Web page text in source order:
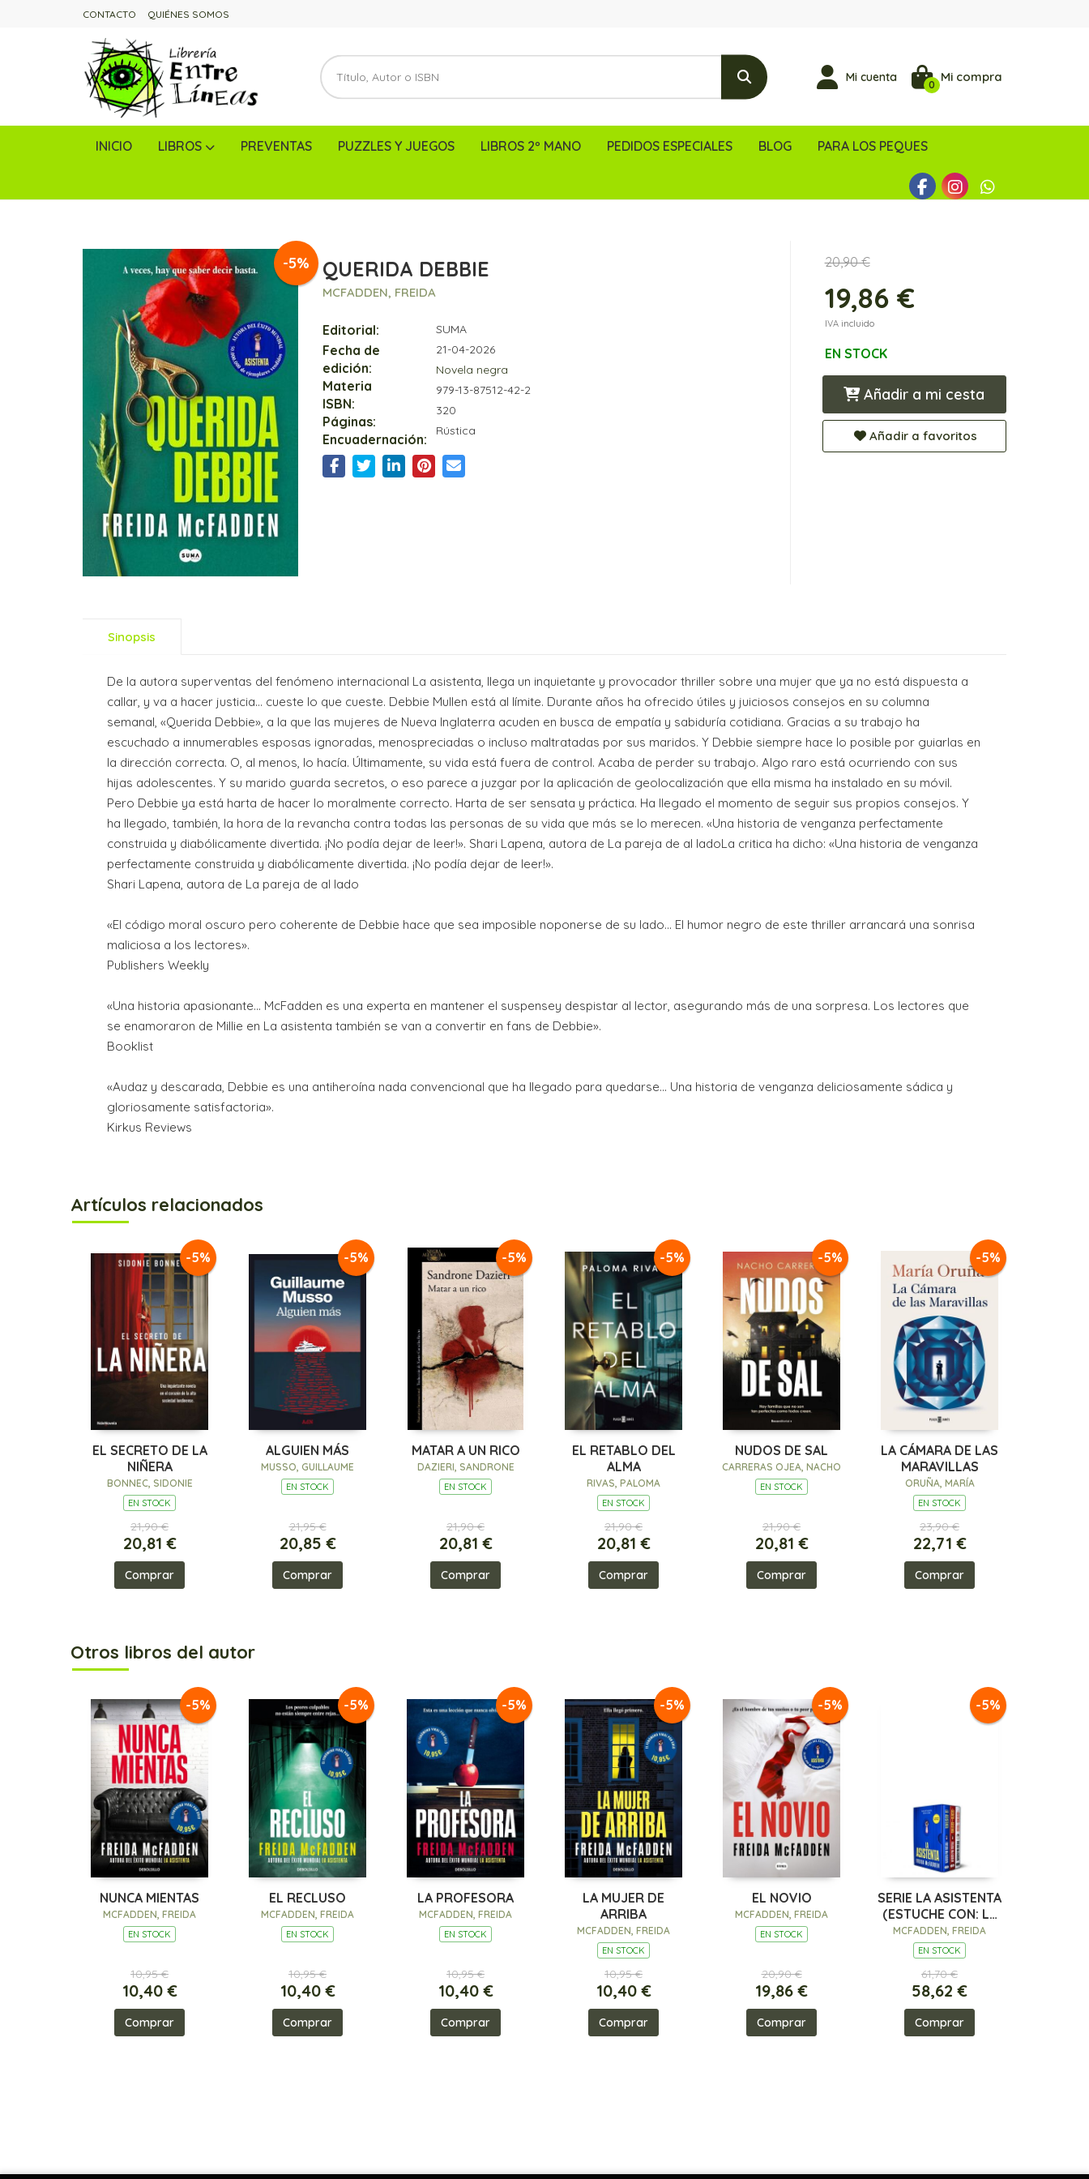
CONTACTO QUIÉNES SOMOS
Mi cuenta Mi compra
0
INICIO LIBROS PREVENTAS PUZZLES Y JUEGOS LIBROS 2º MANO PEDIDOS ESPECIALES BLOG PARA LOS PEQUES
-5% QUERIDA DEBBIE
MCFADDEN, FREIDA
Editorial: SUMA
Fecha de
edición:
21-04-2026
Materia
Novela negra
ISBN:
979-13-87512-42-2
Páginas:
320
Encuadernación:
Rústica
20,90 €
19,86 €
IVA incluido
EN STOCK
Añadir a mi cesta
Añadir a favoritos
Sinopsis
De la autora superventas del fenómeno internacional La asistenta, llega un inquietante y provocador thriller sobre una mujer que ya no está dispuesta a
callar, y va a hacer justicia... cueste lo que cueste. Debbie Mullen está al límite. Durante años ha ofrecido útiles y juiciosos consejos en su columna
semanal, «Querida Debbie», a la que las mujeres de Nueva Inglaterra acuden en busca de empatía y sabiduría cotidiana. Gracias a su trabajo ha
escuchado a innumerables esposas ignoradas, menospreciadas o incluso maltratadas por sus maridos. Y Debbie siempre hace lo posible por guiarlas en
la dirección correcta. O, al menos, lo hacía. Últimamente, su vida está fuera de control. Acaba de perder su trabajo. Algo raro está ocurriendo con sus
hijas adolescentes. Y su marido guarda secretos, o eso parece a juzgar por la aplicación de geolocalización que ella misma ha instalado en su móvil.
Pero Debbie ya está harta de hacer lo moralmente correcto. Harta de ser sensata y práctica. Ha llegado el momento de seguir sus propios consejos. Y
ha llegado, también, la hora de la revancha contra todas las personas de su vida que más se lo merecen. «Una historia de venganza perfectamente
construida y diabólicamente divertida. ¡No podía dejar de leer!». Shari Lapena, autora de La pareja de al ladoLa critica ha dicho: «Una historia de venganza
perfectamente construida y diabólicamente divertida. ¡No podía dejar de leer!».
Shari Lapena, autora de La pareja de al lado
«El código moral oscuro pero coherente de Debbie hace que sea imposible noponerse de su lado... El humor negro de este thriller arrancará una sonrisa
maliciosa a los lectores».
Publishers Weekly
«Una historia apasionante... McFadden es una experta en mantener el suspensey despistar al lector, asegurando más de una sorpresa. Los lectores que
se enamoraron de Millie en La asistenta también se van a convertir en fans de Debbie».
Booklist
«Audaz y descarada, Debbie es una antiheroína nada convencional que ha llegado para quedarse... Una historia de venganza deliciosamente sádica y
gloriosamente satisfactoria».
Kirkus Reviews
Artículos relacionados
-5%
EL SECRETO DE LA
NIÑERA
BONNEC, SIDONIE
EN STOCK
21,90 €
20,81 €
Comprar
-5%
ALGUIEN MÁS
MUSSO, GUILLAUME
EN STOCK
21,95 €
20,85 €
Comprar
-5%
MATAR A UN RICO
DAZIERI, SANDRONE
EN STOCK
21,90 €
20,81 €
Comprar
-5%
EL RETABLO DEL
ALMA
RIVAS, PALOMA
EN STOCK
21,90 €
20,81 €
Comprar
-5%
NUDOS DE SAL
CARRERAS OJEA, NACHO
EN STOCK
21,90 €
20,81 €
Comprar
-5%
LA CÁMARA DE LAS
MARAVILLAS
ORUÑA, MARÍA
EN STOCK
23,90 €
22,71 €
Comprar
Otros libros del autor
-5%
NUNCA MIENTAS
MCFADDEN, FREIDA
EN STOCK
10,95 €
10,40 €
Comprar
-5%
EL RECLUSO
MCFADDEN, FREIDA
EN STOCK
10,95 €
10,40 €
Comprar
-5%
LA PROFESORA
MCFADDEN, FREIDA
EN STOCK
10,95 €
10,40 €
Comprar
-5%
LA MUJER DE
ARRIBA
MCFADDEN, FREIDA
EN STOCK
10,95 €
10,40 €
Comprar
-5%
EL NOVIO
MCFADDEN, FREIDA
EN STOCK
20,90 €
19,86 €
Comprar
-5%
SERIE LA ASISTENTA
(ESTUCHE CON: LA
ASISTENTA EL
SECRETO DE LA
MCFADDEN, FREIDA
EN STOCK
61,70 €
58,62 €
Comprar